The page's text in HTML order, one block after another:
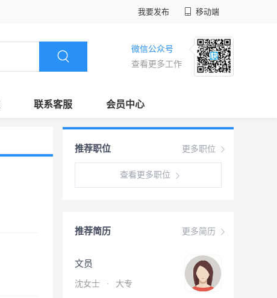
我要发布 移动端
微信公众号
查看更多工作
联系客服 会员中心
更多职位
推荐职位
查看更多职位
更多简历
推荐简历
文员
沈女士 · 大专